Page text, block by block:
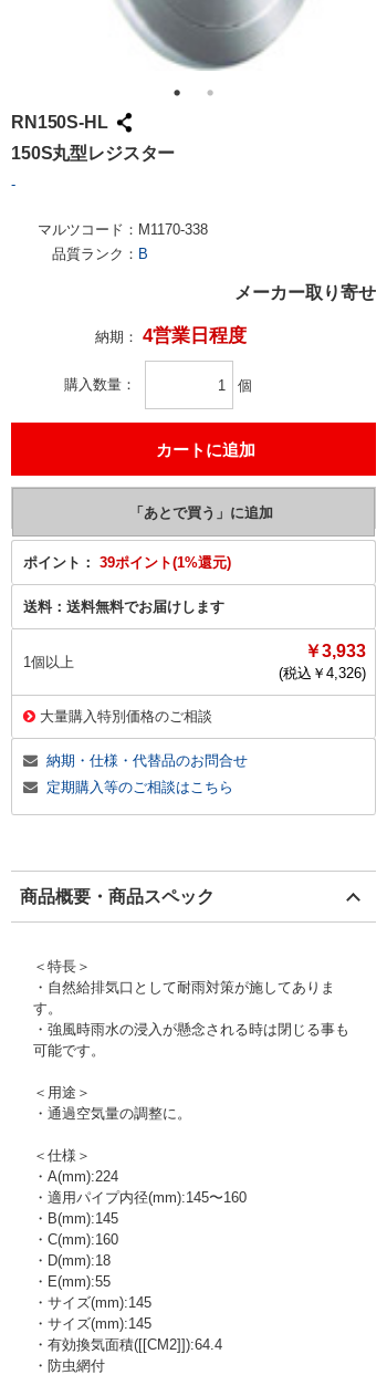
RN150S-HL
150S丸型レジスター
-
マルツコード： M1170-338
品質ランク： B
メーカー取り寄せ
納期： 4営業日程度
購入数量 個
ポイント： 39ポイント(1%還元)
送料： 送料無料でお届けします
1個以上
￥3,933
(税込￥ 4,326)
大量購入特別価格のご相談
納期・仕様・代替品のお問合せ
定期購入等のご相談はこちら
商品概要・商品スペック
＜特長＞
・自然給排気口として耐雨対策が施してありま
す。
・強風時雨水の浸入が懸念される時は閉じる事も
可能です。
＜用途＞
・通過空気量の調整に。
＜仕様＞
・A(mm):224
・適用パイプ内径(mm):145〜160
・B(mm):145
・C(mm):160
・D(mm):18
・E(mm):55
・サイズ(mm):145
・サイズ(mm):145
・有効換気面積([[CM2]]):64.4
・防虫網付